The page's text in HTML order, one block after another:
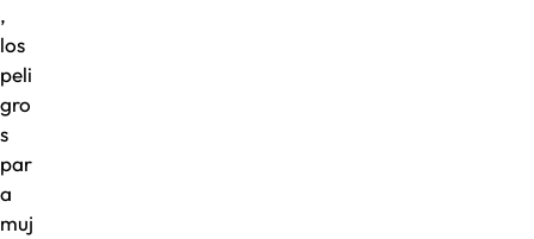
,
los
peli
gro
s
par
a
muj